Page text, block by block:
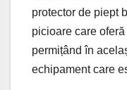
protector de piept
picioare care
permițând în
echipament care